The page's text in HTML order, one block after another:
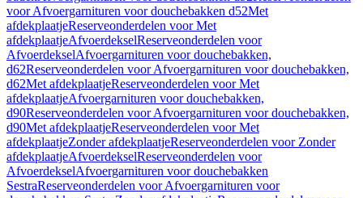
voor Afvoergarnituren voor douchebakken d52Met
afdekplaatjeReserveonderdelen voor Met
afdekplaatjeAfvoerdekselReserveonderdelen voor
AfvoerdekselAfvoergarnituren voor douchebakken,
d62Reserveonderdelen voor Afvoergarnituren voor douchebakken,
d62Met afdekplaatjeReserveonderdelen voor Met
afdekplaatjeAfvoergarnituren voor douchebakken,
d90Reserveonderdelen voor Afvoergarnituren voor douchebakken,
d90Met afdekplaatjeReserveonderdelen voor Met
afdekplaatjeZonder afdekplaatjeReserveonderdelen voor Zonder
afdekplaatjeAfvoerdekselReserveonderdelen voor
AfvoerdekselAfvoergarnituren voor douchebakken
SestraReserveonderdelen voor Afvoergarnituren voor